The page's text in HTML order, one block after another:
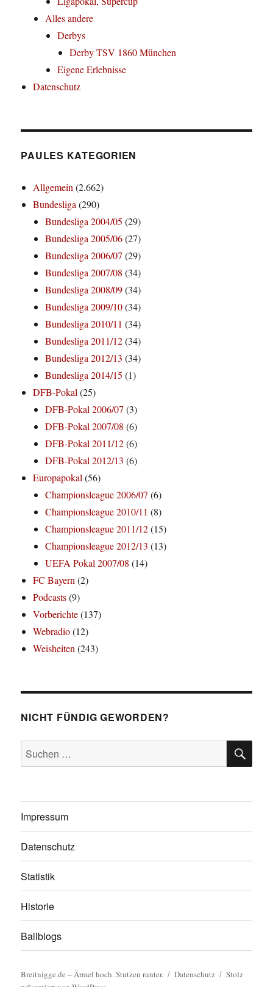
Alles andere
Derbys
Derby TSV 1860 München
Eigene Erlebnisse
Datenschutz
PAULES KATEGORIEN
Allgemein(2.662)
Bundesliga(290)
Bundesliga 2004/05 (29)
Bundesliga 2005/06(27)
Bundesliga 2006/07 (29)
Bundesliga 2007/08 (34)
Bundesliga 2008/09(34)
Bundesliga 2009/10(34)
Bundesliga 2010/11 (34)
Bundesliga 2011/12(34)
Bundesliga 2012/13 (34)
Bundesliga 2014/15 (1)
DFB-Pokal(25)
DFB-Pokal 2006/07 (3)
DFB-Pokal 2007/08 (6)
DFB-Pokal 2011/12(6)
DFB-Pokal 2012/13 (6)
Europapokal(56)
Championsleague 2006/07 (6)
Championsleague 2010/11 (8)
Championsleague 2011/12(15)
Championsleague 2012/13 (13)
UEFA Pokal 2007/08 (14)
FC Bayern(2)
Podcasts(9)
Vorberichte(137)
Webradio(12)
Weisheiten(243)
NICHT FÜNDIG GEWORDEN?
Suchen
nach:
Impressum
Datenschutz
Statistik
Historie
Ballblogs
Breitnigge.de – Ärmel hoch. Stutzen runter. Datenschutz
Stolz